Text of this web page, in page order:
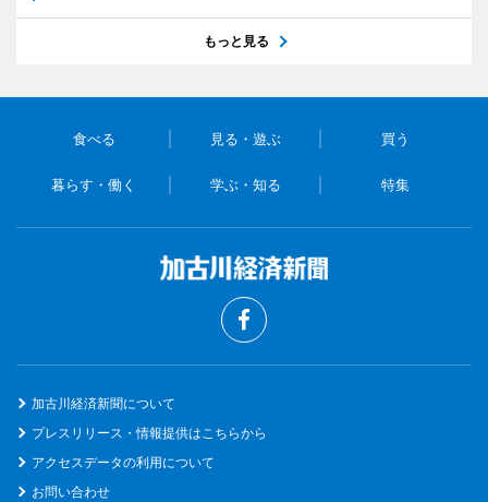
もっと見る
食べる 見る・遊ぶ 買う
暮らす・働く 学ぶ・知る 特集
加古川経済新聞について
プレスリリース・情報提供はこちらから
アクセスデータの利用について
お問い合わせ